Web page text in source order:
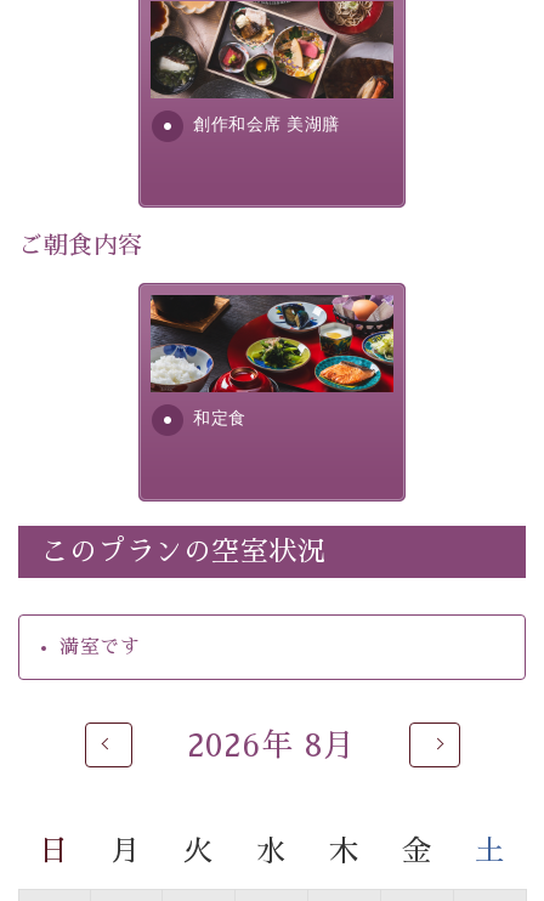
40分無料
1人1,000円分の館内利用券（お飲み物やお土産などに
「千人風呂」で有名な 片倉館のご入浴券
クレンジング、化粧水、乳液
・諏訪大社4社を巡る無料参拝バス（事前予約制）
・館内着をご用意
・環境に配慮したアメニティをご用意
・館内フリーWi-Fi
・チェックイン15時、チェックアウト10時
いう昔の暦による料理表現）
・朝食はこだわりの味噌汁をはじめとした和定食
【温泉】
自家源泉「美翠源泉」は酸化の進みが遅く新鮮で若返り
るご入浴をお愉しみください。
■お座敷風呂（大浴場）
す。
創作和会席 美湖膳
美湖膳とは諏訪の地で特別を
提供する為に料理長・神原 裕
明が考え出した創作和会席で
す。美しい諏訪湖の幸...
ご朝食内容
和定食
さっぱりとした和食膳に使わ
れる食材は、諏訪の名産品を
ふんだんに取り入れ、安心・
安全を心掛けた長野県産...
このプランの空室状況
満室です
2026年 8月
日 月 火 水 木 金 土